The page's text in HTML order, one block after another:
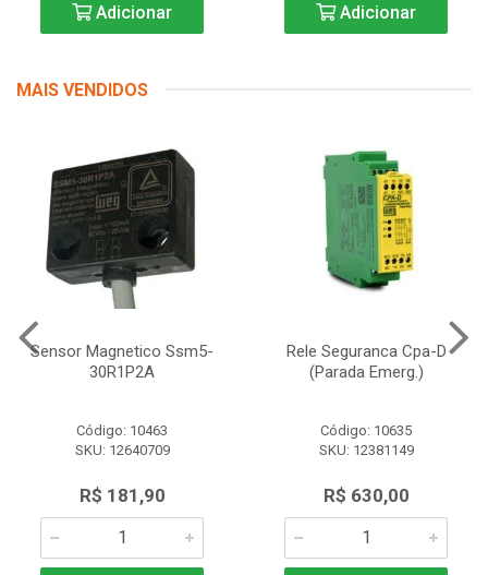
Adicionar Adicionar
MAIS VENDIDOS
Sensor Magnetico Ssm5-
30R1P2A
Código: 10463
SKU: 12640709
R$ 181,90
Rele Seguranca Cpa-D
(Parada Emerg.)
Código: 10635
SKU: 12381149
R$ 630,00